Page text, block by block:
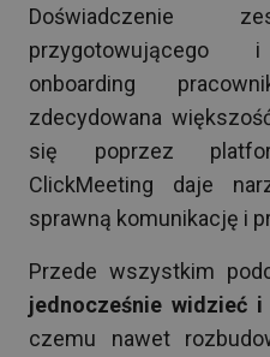
Doświadczenie
przygotowującego i
onboarding
zdecydowana
się poprzez
ClickMeeting daje
sprawną komunikację i
Przede wszystkim
jednocześnie widzieć i
czemu nawet